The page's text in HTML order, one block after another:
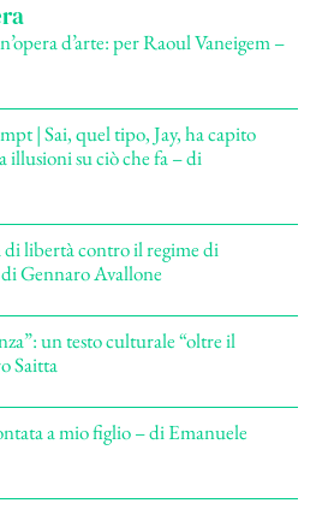
d’arte: per Raoul Vaneigem –
| Sai, quel tipo, Jay, ha capito
illusioni su ciò che fa – di
libertà contro il regime di
Gennaro Avallone
un testo culturale “oltre il
Saitta
a mio figlio – di Emanuele